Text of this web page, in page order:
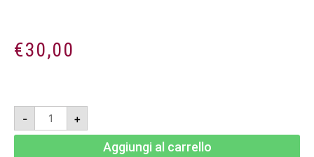
€30,00
-
Bellavita
2018
-
Monferrato
+
Aggiungi al carrello